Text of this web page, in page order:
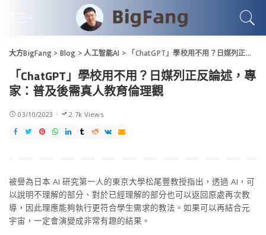
大方BigFang > Blog >人工智能AI > 「ChatGPT」學校用不用？日媒列正反論述，專家：普及後需真人教育倫理觀
「ChatGPT」學校用不用？日媒列正反論述，專
家：普及後需真人教育倫理觀
03/10/2023 2.7k Views
被譽為日本 AI 研究第一人的東京大學松尾豐教授指出，透過 AI，可
以說明不理解的部分、對於已經理解的部分也可以返回原處再次教
導，因此理應能夠執行更符合學生需求的教法。如果可以再結合元
宇宙，一定會演變成非常有趣的結果。